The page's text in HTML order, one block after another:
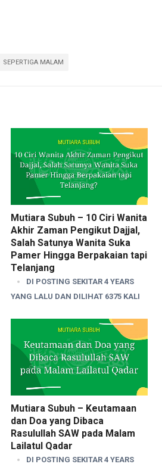
SEPERTIGA MALAM
Mutiara Subuh – 10 Ciri Wanita
Akhir Zaman Pengikut Dajjal,
Salah Satunya Wanita Suka
Pamer Hingga Berpakaian tapi
Telanjang
DI POSTING SEKITAR 4 YEARS
YANG LALU DAN DILIHAT 6375 KALI
Mutiara Subuh – Keutamaan
dan Doa yang Dibaca
Rasulullah SAW pada Malam
Lailatul Qadar
DI POSTING SEKITAR 4 YEARS